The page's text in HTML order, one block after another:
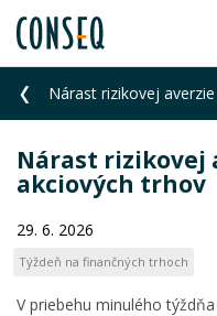
Nárast rizikovej
akciových trhov
29. 6. 2026
Týždeň na finančných trhoch
V priebehu minulého